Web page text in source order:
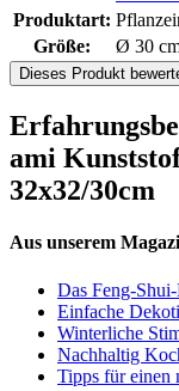
Produktart:
Größe:
Ø 30
Dieses Produkt
ami
32x32/30cm
Aus unserem
Das Feng-
Einfache
Winterliche
Nachhaltig
Tipps für einen